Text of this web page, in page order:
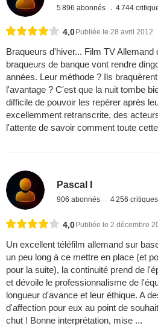
5 896 abonnés 4 744
4,0 Publiée le 28 avril 2012
Braqueurs d'hiver... Film TV Allemand
braqueurs de banque vont rendre
années. Leur méthode ? Ils
l'avantage ? C'est que la nuit tombe
difficile de pouvoir les repérer après
excellemment retranscrite, des
l'attente de savoir comment toute
Pascal I
906 abonnés 4 256 critiques
4,0Publiée le 2 décembre
Un excellent téléfilm allemand sur
un peu long à ce mettre en place (et
pour la suite), la continuité prend de
et dévoile le professionnalisme de
longueur d'avance et leur éthique. A
d'affection pour eux au point de
chut ! Bonne interprétation, mise ...